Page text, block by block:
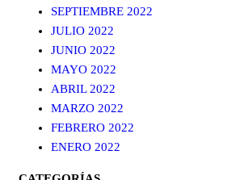
SEPTIEMBRE 2022
JULIO 2022
JUNIO 2022
MAYO 2022
ABRIL 2022
MARZO 2022
FEBRERO 2022
ENERO 2022